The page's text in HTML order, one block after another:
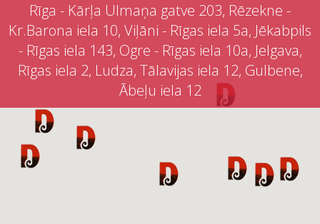
Rīga - Kārļa Ulmaņa gatve 203, Rēzekne -
Kr.Barona iela 10, Viļāni - Rīgas iela 5a, Jēkabpils
- Rīgas iela 143, Ogre - Rīgas iela 10a, Jelgava,
Rīgas iela 2, Ludza, Tālavijas iela 12, Gulbene,
Ābeļu iela 12